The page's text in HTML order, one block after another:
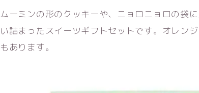
ムーミンの形のクッキーや、ニョロニョロの袋
い詰まったスイーツギフトセットです。オレン
もあります。